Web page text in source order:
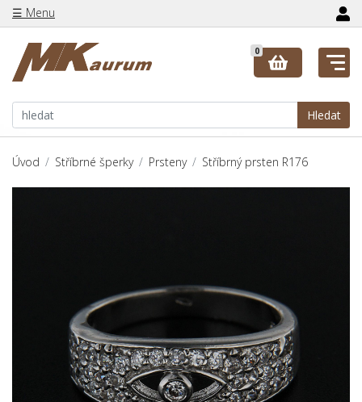
☰ Menu
Hledat
0
Úvod Stříbrné šperky Prsteny Stříbrný prsten R176